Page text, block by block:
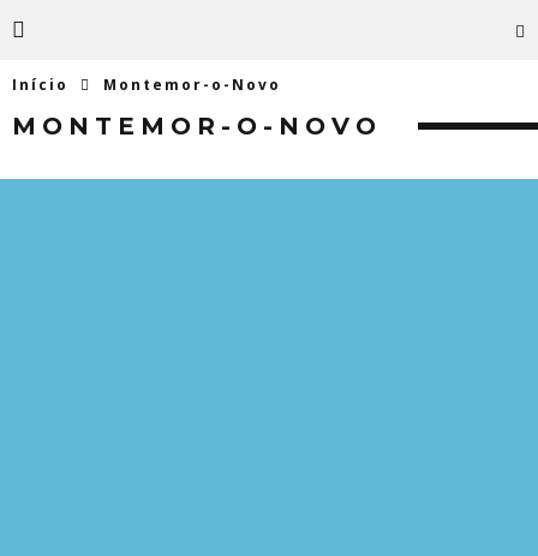
Início Montemor-o-Novo
MONTEMOR-O-NOVO